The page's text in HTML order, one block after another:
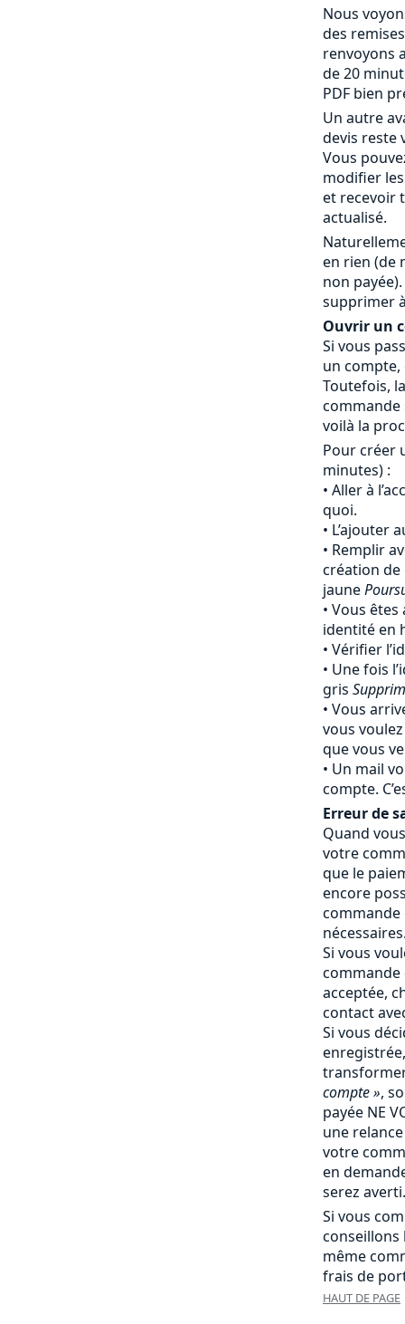
Nous
des
renvoyons
de 20
PDF bien
Un autre
devis reste
Vous
modifier
et recevoir
actualisé.
en rien (de
non
supprimer
Ouvrir un
Si vous
un compte,
Toutefois,
commande
voilà la
Pour créer
minutes) :
Aller à
quoi.
L’ajouter
Remplir
création
jaune
Vous êtes
identité en
Vérifier
Une fois
gris
Vous
vous
que vous
Un mail
compte.
Erreur de
Quand
votre
que le
encore
commande
Si vous
commande
acceptée,
contact
Si vous
compte »,
payée NE
une
votre
en
serez averti.
Si vous
conseillons
même
frais de
HAUT DE PAGE